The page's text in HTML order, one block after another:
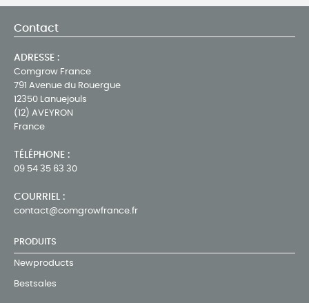
Contact
ADRESSE :
Comgrow France
791 Avenue du Rouergue
12350 Lanuejouls
(12) AVEYRON
France
TÉLÉPHONE :
09 54 35 63 30
COURRIEL :
contact@comgrowfrance.fr
PRODUITS
Newproducts
Bestsales